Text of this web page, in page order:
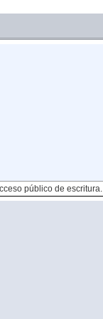
público de escritura.